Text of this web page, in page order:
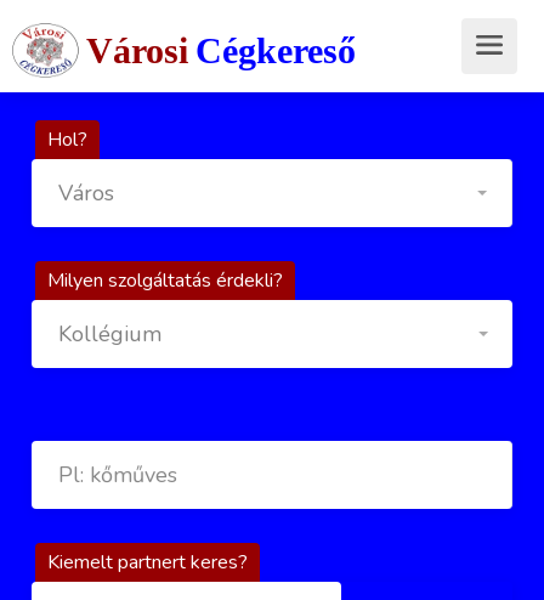
Városi Cégkereső
Hol?
Város
Milyen szolgáltatás érdekli?
Kollégium
Kiemelt partnert keres?